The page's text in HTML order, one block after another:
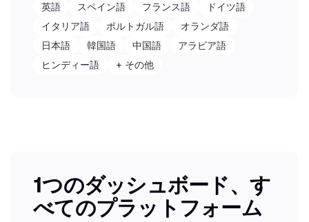
英語 スペイン語 フランス語
ドイツ語
イタリア語
ポルトガル語
オランダ語
日本語
韓国語 中国語
アラビア語
ヒンディー語
+ その他
1つのダッシュボード、す
べてのプラットフォーム